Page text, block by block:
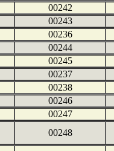
00242
00243
00236
00244
00245
00237
00238
00246
00247
00248